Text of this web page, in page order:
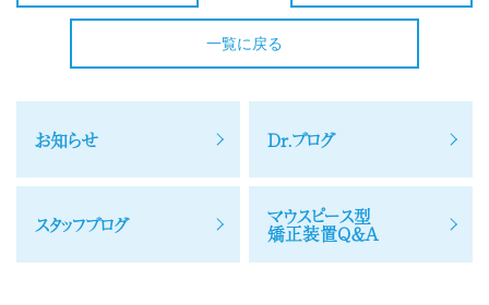
一覧に戻る
お知らせ Dr.ブログ
スタッフブログ マウスピース型
矯正装置Q＆A